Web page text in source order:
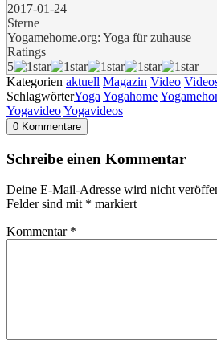
2017-01-24
Sterne
Yogamehome.org: Yoga für zuhause
Ratings
5
Kategorien aktuell Magazin Video
SchlagwörterYoga Yogahome
YogavideoYogavideos
0 Kommentare
Schreibe einen Kommentar
Deine E-Mail-Adresse wird nicht
Felder sind mit * markiert
Kommentar *